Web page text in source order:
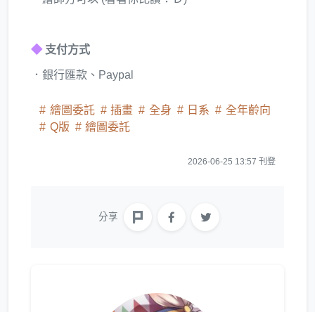
◆支付方式
．銀行匯款、Paypal
繪圖委託 插畫 全身 日系
全年齡向
Q版
繪圖委託
2026-06-25 13:57 刊登
分享